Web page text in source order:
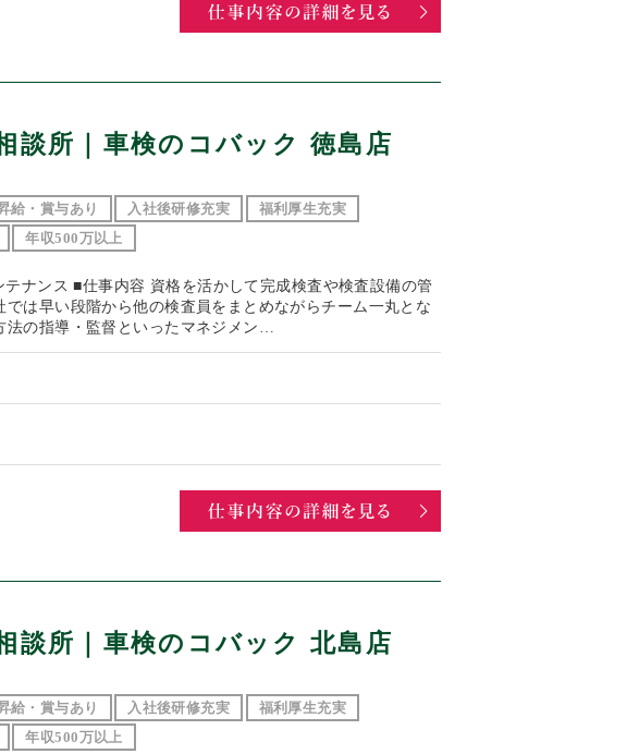
談所｜車検のコバック 徳島店
給・賞与あり 入社後研修充実
福利厚生充実
年収500万以上
ナンス ■仕事内容 資格を活かして完成検査や検査設備の管
は早い段階から他の検査員をまとめながらチーム一丸とな
法の指導・監督といったマネジメン…
談所｜車検のコバック 北島店
給・賞与あり 入社後研修充実
福利厚生充実
年収500万以上